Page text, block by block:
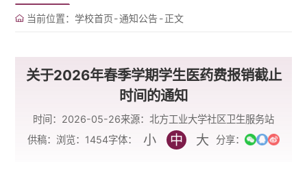
当前位置： 学校首页-通知公告-正文
关于2026年春季学期学生医药费报销截止
时间的通知
时间：2026-05-26来源：北方工业大学社区卫生服务站
供稿： 浏览： 1454字体： 小 中 大 分享：